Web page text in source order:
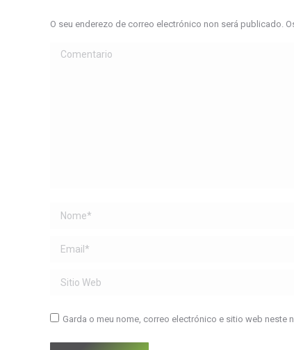
O seu enderezo de correo electrónico non será publicado.
Comentario
Name *
Email *
Sitio Web
Garda o meu nome, correo electrónico e sitio web neste